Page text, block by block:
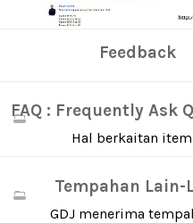
Feedback
FAQ : Frequently Ask
Hal berkaitan item
Tempahan Lain-
GDJ menerima